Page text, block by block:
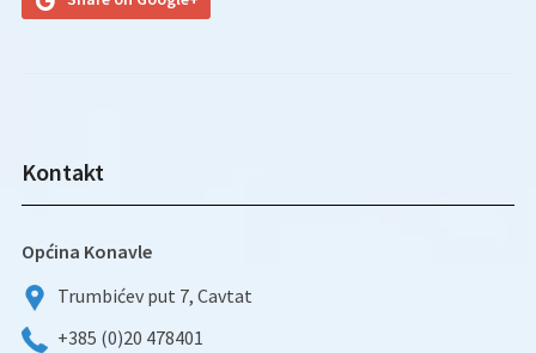
Kontakt
Općina Konavle
Trumbićev put 7, Cavtat
+385 (0)20 478401